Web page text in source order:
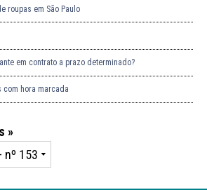
roupas em São Paulo
em contrato a prazo determinado?
com hora marcada
»